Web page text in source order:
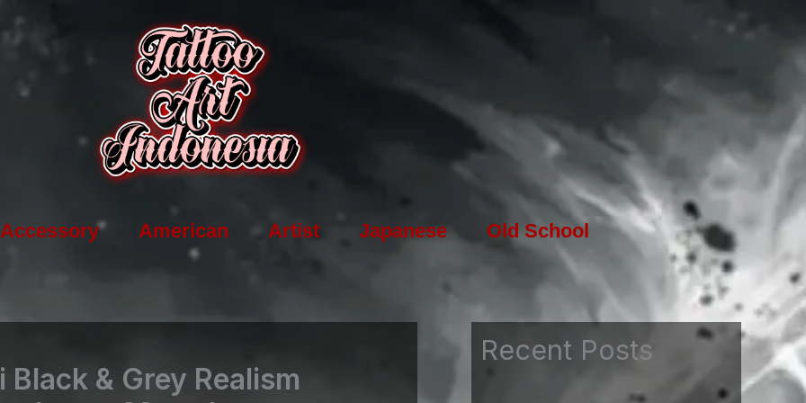
Accessory American Artist Japanese Old School
& Grey Realism
Recent Posts